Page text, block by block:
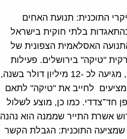
התוכנית: תנועת האחים
בלתי חוקית בישראל
האסלאמית הצפונית של
"טיקה" בירושלים. פעילות
העמותה בירושלים שמנוהלת על ידי אחד ממקורבי נשיא טורקיה, ארדואן, מגיעה לכ -12 מיליון דולר בשנה,
מציעים לחייב את "טיקה" לתאם
חד־צדדי. כמו כן, מוצע לשלול
אשרת התייר שממנה הוא נהנה
שמציעה התוכנית: הגבלת הקשר